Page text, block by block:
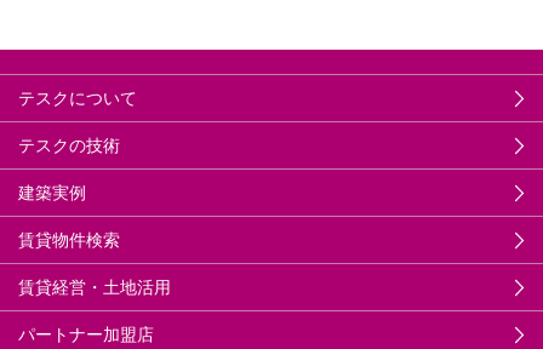
テスクについて
テスクの技術
建築実例
賃貸物件検索
賃貸経営・土地活用
パートナー加盟店